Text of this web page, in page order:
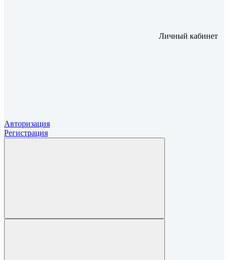
Личный кабинет
Авторизация
Регистрация